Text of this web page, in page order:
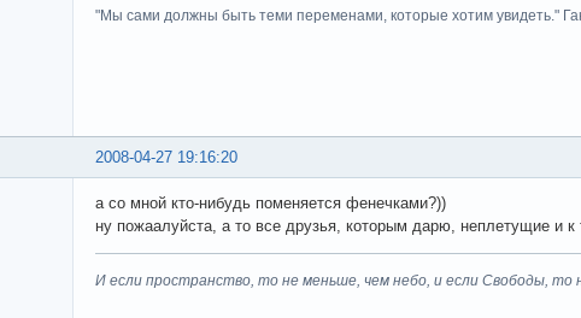
"Мы сами должны быть теми переменами, которые хотим увидеть."
2008-04-27 19:16:20
а со мной кто-нибудь поменяется фенечками?))
ну пожаалуйста, а то все друзья, которым дарю, неплетущие и
И если пространство, то не меньше, чем небо, и если Свободы, то